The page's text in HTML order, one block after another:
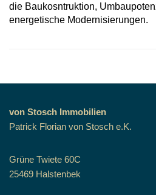
die Baukosntruktion,
energetische Modernisierungen.
von Stosch Immobilien
Patrick Florian von Stosch e.K.
Grüne Twiete 60C
25469 Halstenbek